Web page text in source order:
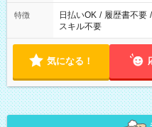
特徴 日払いOK / 履歴書不要 /
スキル不要
気になる！